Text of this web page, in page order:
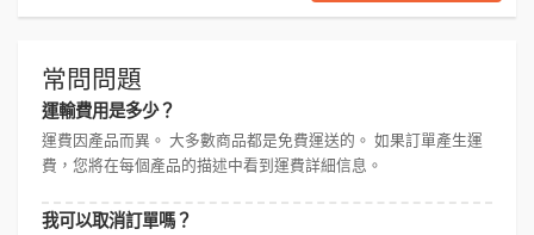
常問問題
運輸費用是多少？
運費因產品而異。 大多數商品都是免費運送的。 如果訂單產生運
費，您將在每個產品的描述中看到運費詳細信息。
我可以取消訂單嗎？